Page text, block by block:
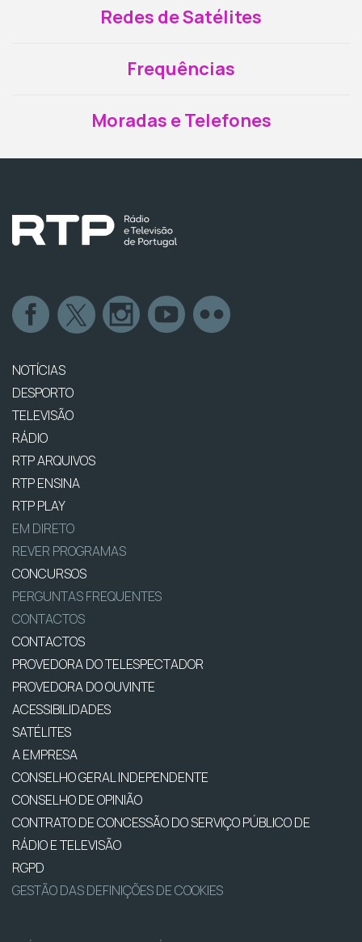
Redes de Satélites
Frequências
Moradas e Telefones
NOTÍCIAS
DESPORTO
TELEVISÃO
RÁDIO
RTP ARQUIVOS
RTP ENSINA
RTP PLAY
EM DIRETO
REVER PROGRAMAS
CONCURSOS
PERGUNTAS FREQUENTES
CONTACTOS
CONTACTOS
PROVEDORA DO TELESPECTADOR
PROVEDORA DO OUVINTE
ACESSIBILIDADES
SATÉLITES
A EMPRESA
CONSELHO GERAL INDEPENDENTE
CONSELHO DE OPINIÃO
CONTRATO DE CONCESSÃO DO SERVIÇO PÚBLICO DE
RÁDIO E TELEVISÃO
RGPD
GESTÃO DAS DEFINIÇÕES DE COOKIES